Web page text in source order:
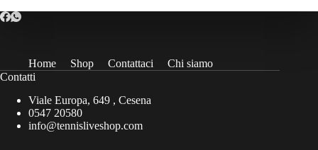
Home Shop Contattaci
Chi siamo
Contatti
Viale Europa, 649 , Cesena
0547 20580
info@tennisliveshop.com